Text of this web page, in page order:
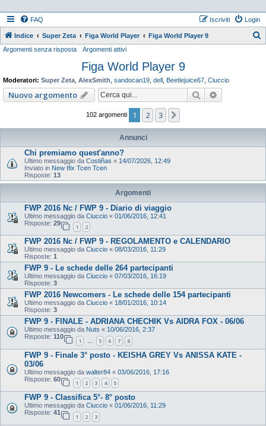
FAQ Login
Iscriviti
Indice Super Zeta Figa World Player Figa World Player 9
Argomenti senza risposta Argomenti attivi
Figa World Player 9
Moderatori: Super Zeta AlexSmith sandocan19 dell Beetlejuice67 Ciuccio
Nuovo argomento Cerca
102 argomenti 1 2 3
Annunci
Chi premiamo quest'anno?
Ultimo messaggio da Costiñas « 14/07/2026, 12:49
Inviato in New Ifix Tcen Tcen
Risposte: 13
Argomenti
FWP 2016 Nc / FWP 9 - Diario di viaggio
Ultimo messaggio da Ciuccio « 01/06/2016, 12:41
Risposte: 29
1 2
FWP 2016 Nc / FWP 9 - REGOLAMENTO e CALENDARIO
Ultimo messaggio da Ciuccio « 08/03/2016, 11:29
Risposte: 1
FWP 9 - Le schede delle 264 partecipanti
Ultimo messaggio da Ciuccio « 07/03/2016, 16:19
Risposte: 3
FWP 2016 Newcomers - Le schede delle 154 partecipanti
Ultimo messaggio da Ciuccio « 18/01/2016, 10:14
Risposte: 3
FWP 9 - FINALE - ADRIANA CHECHIK Vs AIDRA FOX - 06/06
Ultimo messaggio da Nuts « 10/06/2016, 2:37
Risposte: 110
1 … 5 6 7 8
FWP 9 - Finale 3° posto - KEISHA GREY Vs ANISSA KATE -
03/06
Ultimo messaggio da walter84 « 03/06/2016, 17:16
Risposte: 60
1 2 3 4 5
FWP 9 - Classifica 5°- 8° posto
Ultimo messaggio da Ciuccio « 01/06/2016, 11:29
Risposte: 41
1 2 3